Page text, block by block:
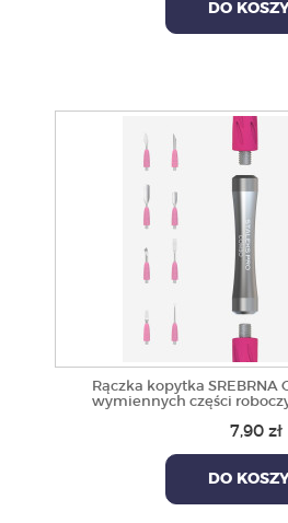
DO
Rączka kopytka SREBRNA
wymiennych części
7,90 zł
DO